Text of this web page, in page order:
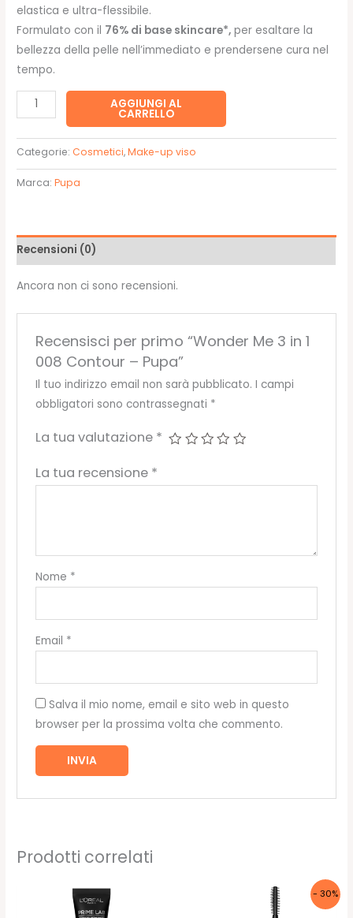
elastica e ultra-flessibile.
Formulato con il 76% di base skincare*, per esaltare la
bellezza della pelle nell’immediato e prendersene cura nel
tempo.
Wonder
Me
3
in
1
-
Pupa
AGGIUNGI AL
CARRELLO
Categorie:Cosmetici,Make-up viso
Marca:Pupa
Recensioni (0)
Ancora non ci sono recensioni.
Recensisci per primo “Wonder Me 3 in 1
008 Contour – Pupa”
Il tuo indirizzo email non sarà pubblicato. I campi
obbligatori sono contrassegnati *
La tua valutazione *
La tua recensione *
Nome *
Email *
Salva il mio nome, email e sito web in questo
browser per la prossima volta che commento.
Prodotti correlati
- 30%